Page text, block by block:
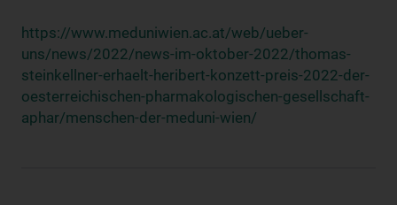
https://www.meduniwien.ac.at/web/ueber-
uns/news/2022/news-im-oktober-2022/thomas-
steinkellner-erhaelt-heribert-konzett-preis-2022-der-
oesterreichischen-pharmakologischen-gesellschaft-
aphar/menschen-der-meduni-wien/